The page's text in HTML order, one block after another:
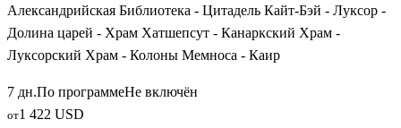
Александрийская Библиотека - Цитадель Кайт-Бэй - Луксор -
Долина царей - Храм Хатшепсут - Канаркский Храм -
Луксорский Храм - Колоны Мемноса - Каир
7 дн.По программеНе включён
от1 422 USD